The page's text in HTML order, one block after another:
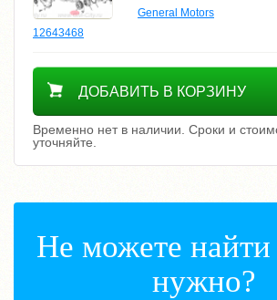
General Motors
12643468
Уточнить цену
ДОБАВИТЬ В КОРЗИНУ
Временно нет в наличии. Сроки и
уточняйте.
Не можете найти
нужно?